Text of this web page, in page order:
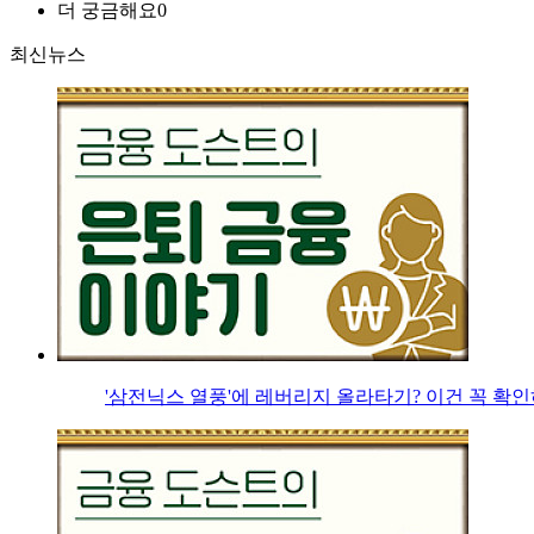
더 궁금해요0
최신뉴스
'삼전닉스 열풍'에 레버리지 올라타기? 이건 꼭 확